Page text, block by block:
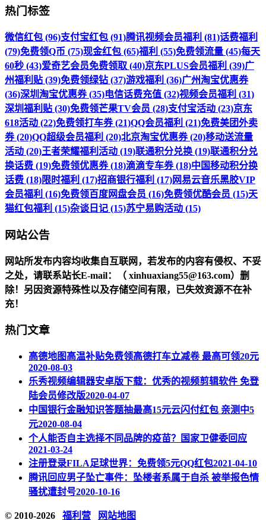
热门标签
微信红包 (96)支付宝红包 (91)腾讯视频会员福利 (81)话费福利
(79)免费领Q币 (75)现金红包 (65)福利 (55)免费领流量 (45)每天
60秒 (43)爱奇艺会员免费领取 (40)京东PLUS会员福利 (39)广
州福利贴 (39)免费领绿钻 (37)游戏福利 (36)广州淘宝优惠券
(36)深圳淘宝优惠券 (35)电信话费充值 (32)视频会员福利 (31)
深圳福利贴 (30)免费领芒果TV会员 (28)支付宝活动 (23)京东
618活动 (22)免费领打车券 (21)QQ会员福利 (21)免费美团外卖
券 (20)QQ超级会员福利 (20)北京淘宝优惠券 (20)移动送流量
活动 (20)王者荣耀福利活动 (19)联通积分兑换 (19)联通积分兑
换话费 (19)免费领优惠券 (18)滴滴专车券 (18)中国移动积分换
话费 (18)限时福利 (17)招商银行福利 (17)网易云音乐黑胶VIP
会员福利 (16)免费领百度网盘会员 (16)免费领优酷会员 (15)天
猫红包福利 (15)杂谈日记 (15)苏宁易购活动 (15)
网站公告
网站所发布内容均收集自互联网，若发布的内容有侵权、不妥
之处，请联系站长E-mail：（ xinhuaxiang55@163.com）删
除！另因资源特殊性以及存储空间有限，已失效资源不在补
充！
热门文章
高德地图高温补贴免费领高德打车立减卷 最高可领20元
2020-08-03
乐秀视频编辑器安卓版下载：优秀的视频剪辑软件 免登
陆会员修改版2020-04-07
中国银行金融知识答题抽最高15元云闪付红包 亲测中5
元2020-08-04
个人能否自主选择不同品牌的疫苗？国家卫健委回应
2021-03-24
注册登录FILA足球世界：免费领5元QQ红包2021-04-10
腾讯回应男子坠亡事件：坠楼者系属于自杀 被举报色情
骚扰遭封号2020-10-16
© 2010-2026 福利营 网站地图